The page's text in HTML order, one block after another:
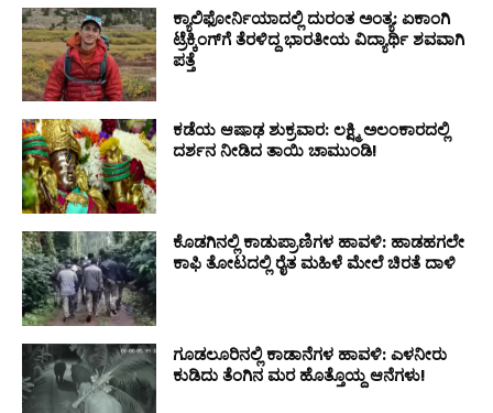
ಕ್ಯಾಲಿಫೋರ್ನಿಯಾದಲ್ಲಿ ದುರಂತ ಅಂತ್ಯ: ಏಕಾಂಗಿ
ಟ್ರೆಕ್ಕಿಂಗ್‌ಗೆ ತೆರಳಿದ್ದ ಭಾರತೀಯ ವಿದ್ಯಾರ್ಥಿ ಶವವಾಗಿ
ಪತ್ತೆ
ಕಡೆಯ ಆಷಾಢ ಶುಕ್ರವಾರ: ಲಕ್ಷ್ಮಿ ಅಲಂಕಾರದಲ್ಲಿ
ದರ್ಶನ ನೀಡಿದ ತಾಯಿ ಚಾಮುಂಡಿ!
ಕೊಡಗಿನಲ್ಲಿ ಕಾಡುಪ್ರಾಣಿಗಳ ಹಾವಳಿ: ಹಾಡಹಗಲೇ
ಕಾಫಿ ತೋಟದಲ್ಲಿ ರೈತ ಮಹಿಳೆ ಮೇಲೆ ಚಿರತೆ ದಾಳಿ
ಗೂಡಲೂರಿನಲ್ಲಿ ಕಾಡಾನೆಗಳ ಹಾವಳಿ: ಎಳನೀರು
ಕುಡಿದು ತೆಂಗಿನ ಮರ ಹೊತ್ತೊಯ್ದ ಆನೆಗಳು!